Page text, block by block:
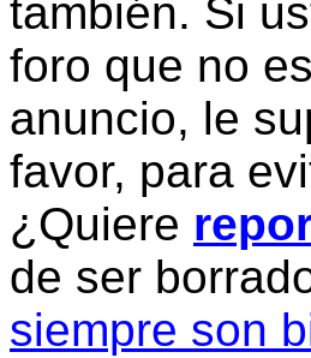
también. Si
foro que no
anuncio, le
favor, para
¿Quiere
de ser
siempre son